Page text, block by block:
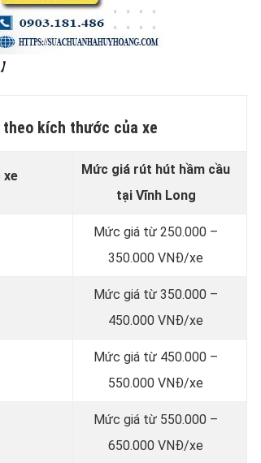
theo kích thước của xe
xe
Mức giá rút hút hầm cầu
tại Vĩnh Long
Mức giá từ 250.000 –
350.000 VNĐ/xe
Mức giá từ 350.000 –
450.000 VNĐ/xe
Mức giá từ 450.000 –
550.000 VNĐ/xe
Mức giá từ 550.000 –
650.000 VNĐ/xe